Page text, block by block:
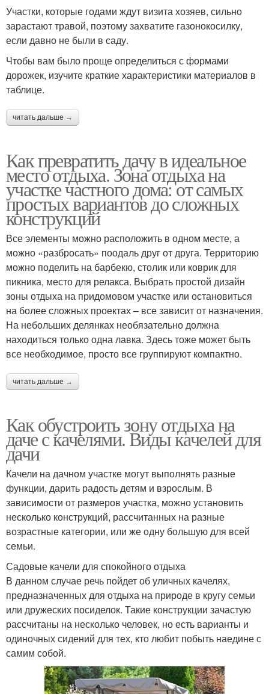
Участки, которые годами ждут визита хозяев, сильно
зарастают травой, поэтому захватите газонокосилку,
если давно не были в саду.
Чтобы вам было проще определиться с формами
дорожек, изучите краткие характеристики материалов в
таблице.
читать дальше →
Как превратить дачу в идеальное
место отдыха. Зона отдыха на
участке частного дома: от самых
простых вариантов до сложных
конструкций
Все элементы можно расположить в одном месте, а
можно «разбросать» поодаль друг от друга. Территорию
можно поделить на барбекю, столик или коврик для
пикника, место для релакса. Выбрать простой дизайн
зоны отдыха на придомовом участке или остановиться
на более сложных проектах – все зависит от назначения.
На небольших делянках необязательно должна
находиться только одна лавка. Здесь тоже может быть
все необходимое, просто все группируют компактно.
читать дальше →
Как обустроить зону отдыха на
даче с качелями. Виды качелей для
дачи
Качели на дачном участке могут выполнять разные
функции, дарить радость детям и взрослым. В
зависимости от размеров участка, можно установить
несколько конструкций, рассчитанных на разные
возрастные категории, или же одну большую для всей
семьи.
Садовые качели для спокойного отдыха
В данном случае речь пойдет об уличных качелях,
предназначенных для отдыха на природе в кругу семьи
или дружеских посиделок. Такие конструкции зачастую
рассчитаны на несколько человек, но есть варианты и
одиночных сидений для тех, кто любит побыть наедине с
самим собой.